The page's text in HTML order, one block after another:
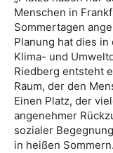
Menschen in
Sommertagen
Planung hat dies in
Klima- und
Riedberg entsteht
Raum, der den
Einen Platz, der
angenehmer
sozialer
in heißen